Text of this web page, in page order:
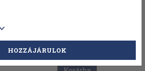
HOZZÁJÁRULOK